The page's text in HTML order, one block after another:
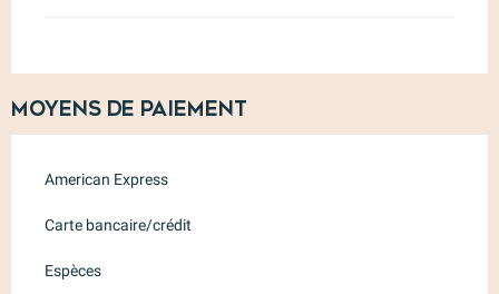
Moyens de paiement
American Express
Carte bancaire/crédit
Espèces